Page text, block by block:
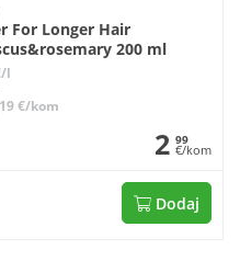
For Longer Hair
200 ml
l
€/kom
2 99
€/kom
Dodaj